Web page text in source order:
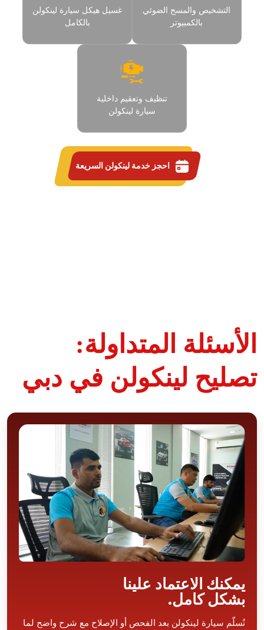
التشخيص والمسح الضوئي
بالكمبيوتر
غسيل هيكل سيارة لينكولن
بالكامل
تنظيف وتعقيم داخلية
سيارة لينكولن
احجز خدمة لينكولن السريعة
الأسئلة المتداولة:
تصليح لينكولن في دبي
يمكنك الاعتماد علينا
بشكل كامل.
نُسلّم سيارة لينكولن بعد الفحص أو الإصلاح مع شرح واضح لما